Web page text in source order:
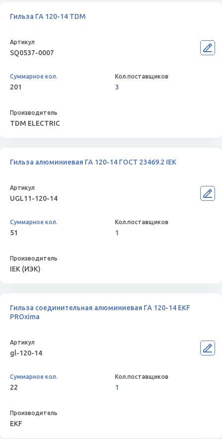
Гильза ГА 120-14 TDM
SQ0537-0007
201 3
TDM ELECTRIC
Гильза алюминиевая ГА 120-14 ГОСТ 23469.2 IEK
UGL11-120-14
51 1
IEK (ИЭК)
Гильза соединительная алюминиевая ГА 120-14 EKF
PROxima
gl-120-14
22 1
EKF